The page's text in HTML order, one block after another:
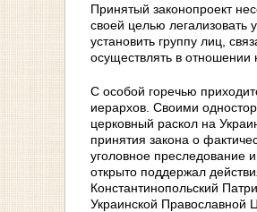
Принятый законопроект
своей целью легализовать
установить группу лиц,
осуществлять в отношении
С особой горечью
иерархов. Своими
церковный раскол на
принятия закона о
уголовное преследование
открыто поддержал
Константинопольский
Украинской Православной